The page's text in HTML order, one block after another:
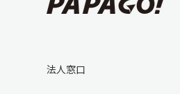
法人窓口